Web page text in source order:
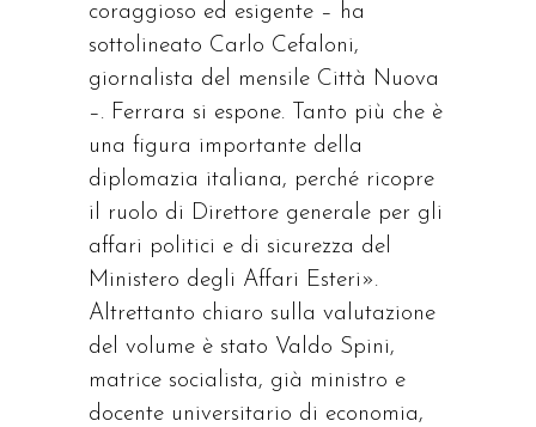
coraggioso ed esigente – ha
sottolineato Carlo Cefaloni,
giornalista del mensile Città Nuova
–. Ferrara si espone. Tanto più che è
una figura importante della
diplomazia italiana, perché ricopre
il ruolo di Direttore generale per gli
affari politici e di sicurezza del
Ministero degli Affari Esteri».
Altrettanto chiaro sulla valutazione
del volume è stato Valdo Spini,
matrice socialista, già ministro e
docente universitario di economia,